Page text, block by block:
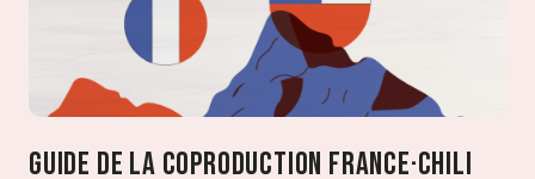
Guide de la coproduction France·Chili